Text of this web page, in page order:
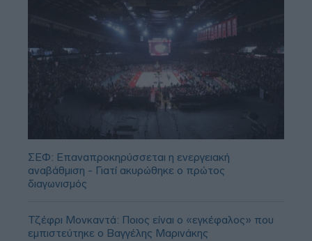
ΣΕΦ: Επαναπροκηρύσσεται η ενεργειακή
αναβάθμιση - Γιατί ακυρώθηκε ο πρώτος
διαγωνισμός
Τζέφρι Μονκαντά: Ποιος είναι ο «εγκέφαλος» που
εμπιστεύτηκε ο Βαγγέλης Μαρινάκης